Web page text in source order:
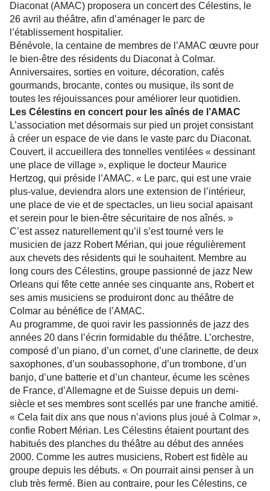
Diaconat (AMAC) proposera un concert des Célestins, le
26 avril au théâtre, afin d’aménager le parc de
l’établissement hospitalier.
Bénévole, la centaine de membres de l’AMAC œuvre pour
le bien-être des résidents du Diaconat à Colmar.
Anniversaires, sorties en voiture, décoration, cafés
gourmands, brocante, contes ou musique, ils sont de
toutes les réjouissances pour améliorer leur quotidien.
Les Célestins en concert pour les aînés de l’AMAC
L’association met désormais sur pied un projet consistant
à créer un espace de vie dans le vaste parc du Diaconat.
Couvert, il accueillera des tonnelles ventilées « dessinant
une place de village », explique le docteur Maurice
Hertzog, qui préside l’AMAC. « Le parc, qui est une vraie
plus-value, deviendra alors une extension de l’intérieur,
une place de vie et de spectacles, un lieu social apaisant
et serein pour le bien-être sécuritaire de nos aînés. »
C’est assez naturellement qu’il s’est tourné vers le
musicien de jazz Robert Mérian, qui joue régulièrement
aux chevets des résidents qui le souhaitent. Membre au
long cours des Célestins, groupe passionné de jazz New
Orleans qui fête cette année ses cinquante ans, Robert et
ses amis musiciens se produiront donc au théâtre de
Colmar au bénéfice de l’AMAC.
Au programme, de quoi ravir les passionnés de jazz des
années 20 dans l’écrin formidable du théâtre. L’orchestre,
composé d’un piano, d’un cornet, d’une clarinette, de deux
saxophones, d’un soubassophone, d’un trombone, d’un
banjo, d’une batterie et d’un chanteur, écume les scènes
de France, d’Allemagne et de Suisse depuis un demi-
siècle et ses membres sont scellés par une franche amitié.
« Cela fait dix ans que nous n’avions plus joué à Colmar »,
confie Robert Mérian. Les Célestins étaient pourtant des
habitués des planches du théâtre au début des années
2000. Comme les autres musiciens, Robert est fidèle au
groupe depuis les débuts. « On pourrait ainsi penser à un
club très fermé. Bien au contraire, pour les Célestins, ce